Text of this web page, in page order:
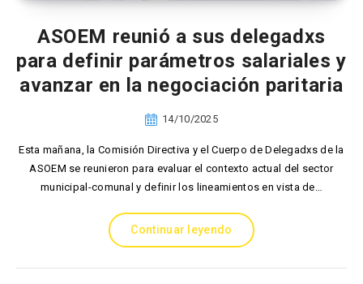
ASOEM reunió a sus delegadxs
para definir parámetros salariales y
avanzar en la negociación paritaria
14/10/2025
Esta mañana, la Comisión Directiva y el Cuerpo de Delegadxs de la
ASOEM se reunieron para evaluar el contexto actual del sector
municipal-comunal y definir los lineamientos en vista de…
Continuar leyendo